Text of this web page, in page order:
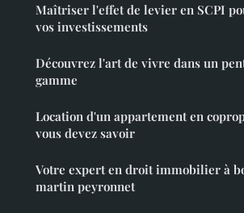
Maîtriser l'effet de levier en SCPI
vos investissements
Découvrez l'art de vivre dans un
gamme
Location d'un appartement en
vous devez savoir
Votre expert en droit immobilier à
martin peyronnet